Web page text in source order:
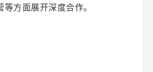
方面展开深度合作。